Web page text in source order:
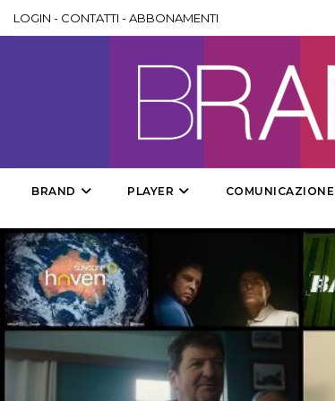
LOGIN - CONTATTI -ABBONAMENTI
BRAND PLAYER COMUNICAZIONE